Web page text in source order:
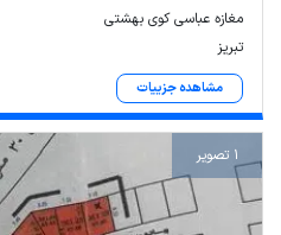
مغازه عباسی کوی بهشتی
تبریز
مشاهده جزییات
1 تصویر